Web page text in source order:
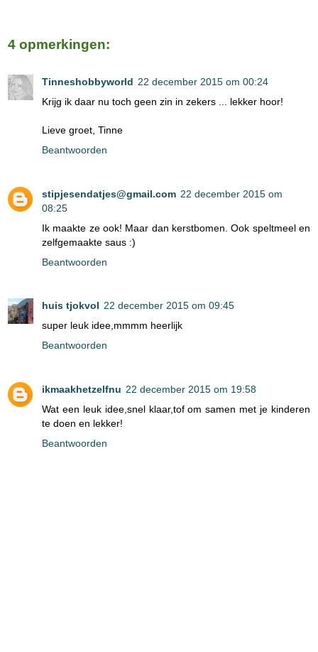
4 opmerkingen:
Tinneshobbyworld 22 december 2015 om 00:24
Krijg ik daar nu toch geen zin in zekers ... lekker hoor!
Lieve groet, Tinne
Beantwoorden
stipjesendatjes@gmail.com 22 december 2015 om
08:25
Ik maakte ze ook! Maar dan kerstbomen. Ook speltmeel en
zelfgemaakte saus :)
Beantwoorden
huis tjokvol 22 december 2015 om 09:45
super leuk idee,mmmm heerlijk
Beantwoorden
ikmaakhetzelfnu 22 december 2015 om 19:58
Wat een leuk idee,snel klaar,tof om samen met je kinderen
te doen en lekker!
Beantwoorden